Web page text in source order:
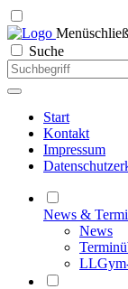
Menü
Suche
Start
Kontakt
Impressum
News &
News